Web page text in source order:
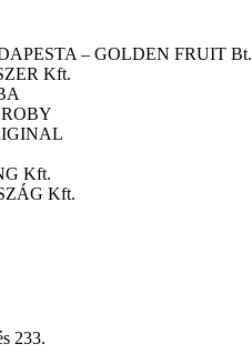
– GOLDEN FRUIT Bt.
Kft.
Kft.
Kft.
233.